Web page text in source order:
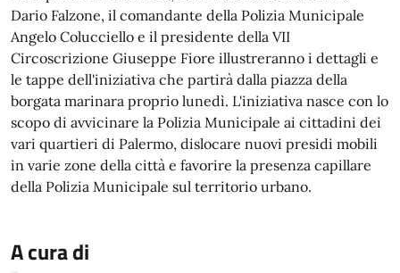
Dario Falzone, il comandante della Polizia Municipale
Angelo Colucciello e il presidente della VII
Circoscrizione Giuseppe Fiore illustreranno i dettagli e
le tappe dell'iniziativa che partirà dalla piazza della
borgata marinara proprio lunedì. L'iniziativa nasce con lo
scopo di avvicinare la Polizia Municipale ai cittadini dei
vari quartieri di Palermo, dislocare nuovi presidi mobili
in varie zone della città e favorire la presenza capillare
della Polizia Municipale sul territorio urbano.
A cura di